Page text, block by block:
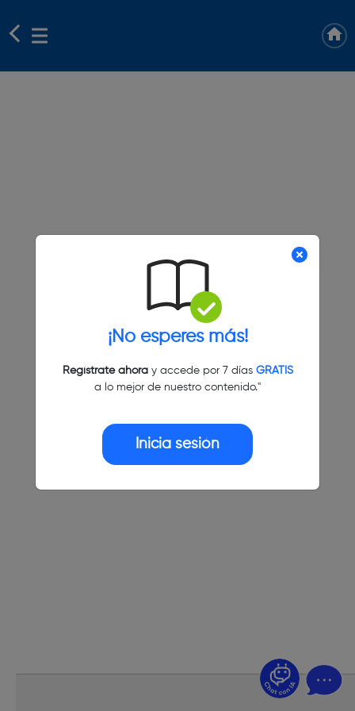
¡No esperes más!
Regístrate ahoray accede por 7 días GRATIS
a lo mejor de nuestro contenido."
Inicia sesión